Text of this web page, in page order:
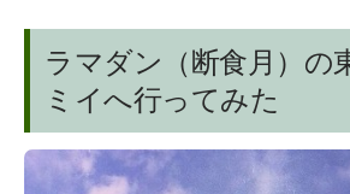
ラマダン（断食月）の
ミイへ行ってみた